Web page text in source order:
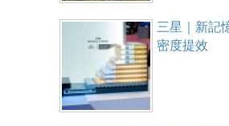
三星｜新記
密度提效